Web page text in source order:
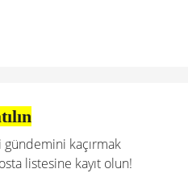
gündemini kaçırmak
listesine kayıt olun!